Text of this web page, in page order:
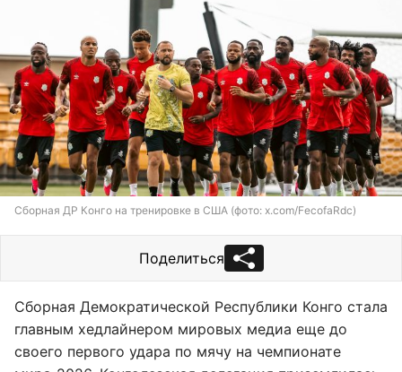
Сборная ДР Конго на тренировке в США (фото: x.com/FecofaRdc)
Поделиться
Сборная Демократической Республики Конго стала
главным хедлайнером мировых медиа еще до
своего первого удара по мячу на чемпионате